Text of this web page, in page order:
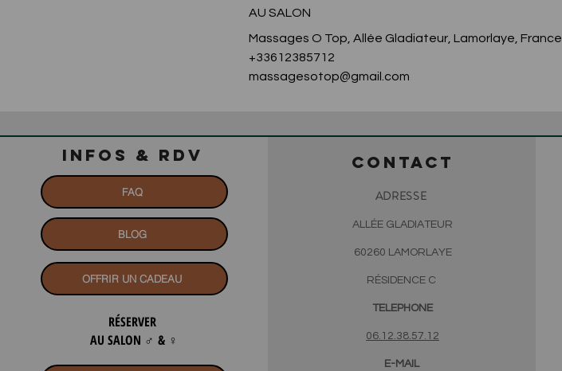
AU SALON
Massages O Top, Allée Gladiateur, Lamorlaye, France
+33612385712
massagesotop@gmail.com
INFOS & RDV
FAQ
BLOG
OFFRIR UN CADEAU
RÉSERVER
AU SALON ♂ & ♀
CONTACT
ADRESSE
ALLÉE GLADIATEUR
60260 LAMORLAYE
RÉSIDENCE C
TELEPHONE
06.12.38.57.12
E-MAIL